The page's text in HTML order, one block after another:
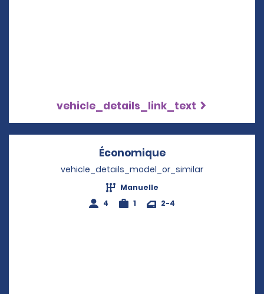
vehicle_details_link_text
ÉconomiqueOpens in a new
vehicle_details_model_or_similar
Manuelle
4
1 2-4